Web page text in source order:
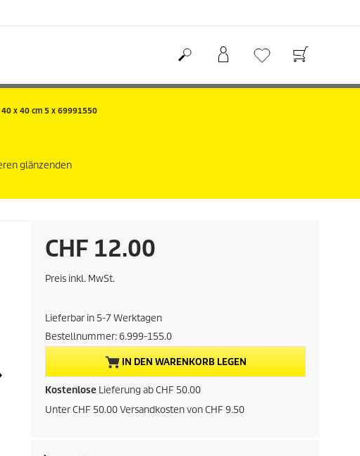
x 40 cm 5 x 69991550
glänzenden
A
k
u
e
l
l
e
CHF 12.00
Preis inkl. MwSt.
Lieferbar in 5-7 Werktagen
Bestellnummer:6.999-155.0
IN DEN WARENKORB LEGEN
Kostenlose Lieferung ab CHF 50.00
Unter CHF 50.00 Versandkosten von CHF 9.50